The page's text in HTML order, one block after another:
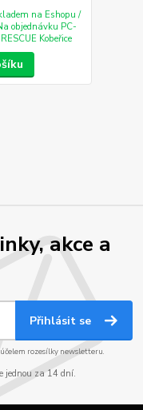
na Eshopu /
objednávku PC-
RESCUE Kobeřice
akce a
Přihlásit se
rozesílky newsletteru.
jednou za 14 dní.